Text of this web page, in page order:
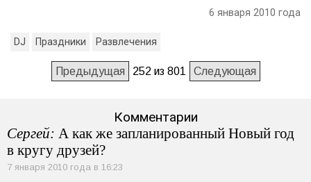
6 января 2010 года
DJ Праздники Развлечения
Предыдущая 252 из 801 Следующая
Комментарии
Сергей: А как же запланированный Новый год
в кругу друзей?
7 января 2010 года в 16:23